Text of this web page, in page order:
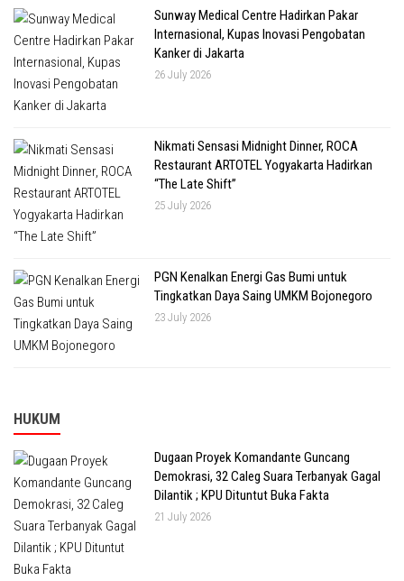
Sunway Medical Centre Hadirkan Pakar
Internasional, Kupas Inovasi Pengobatan
Kanker di Jakarta
26 July 2026
Nikmati Sensasi Midnight Dinner, ROCA
Restaurant ARTOTEL Yogyakarta Hadirkan
“The Late Shift”
25 July 2026
PGN Kenalkan Energi Gas Bumi untuk
Tingkatkan Daya Saing UMKM Bojonegoro
23 July 2026
HUKUM
Dugaan Proyek Komandante Guncang
Demokrasi, 32 Caleg Suara Terbanyak Gagal
Dilantik ; KPU Dituntut Buka Fakta
21 July 2026